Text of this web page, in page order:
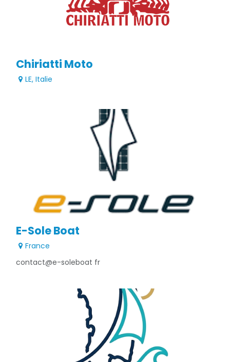
Chiriatti Moto
LE, Italie
E-Sole Boat
France
contact@e-soleboat fr